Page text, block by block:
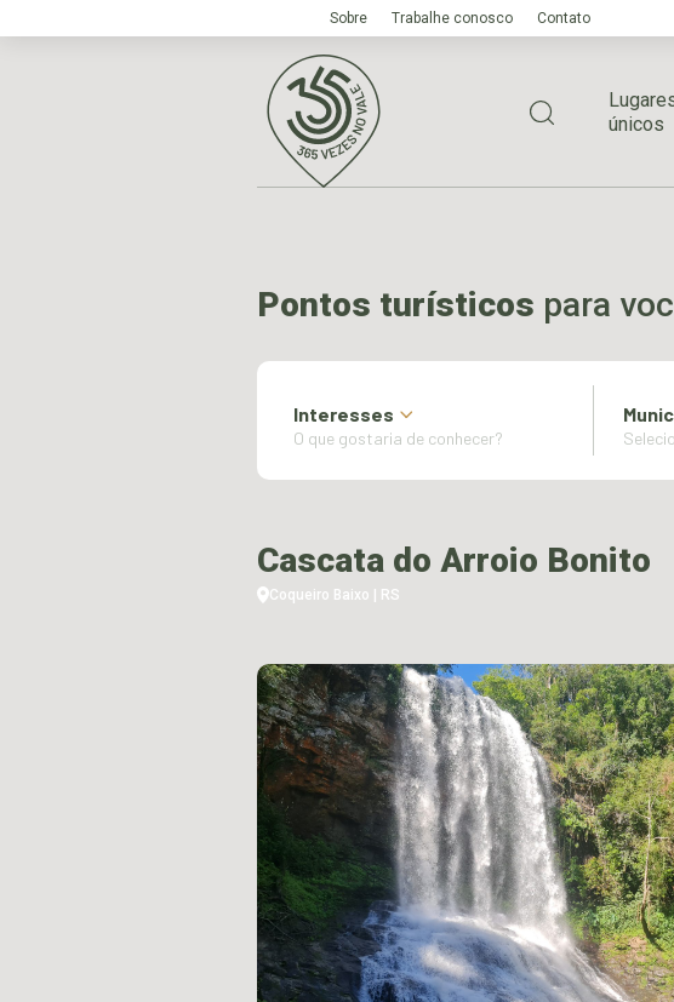
Sobre Trabalhe conosco Contato
únicos
Pontos turísticos para
Interesses
Cascata do Arroio Bonito
Coqueiro Baixo | RS